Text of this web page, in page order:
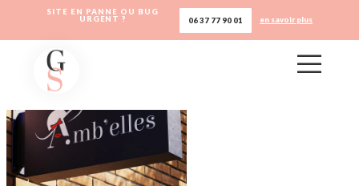
SITE EN PANNE OU BUG
URGENT ?
06 37 77 90 01 en savoir plus